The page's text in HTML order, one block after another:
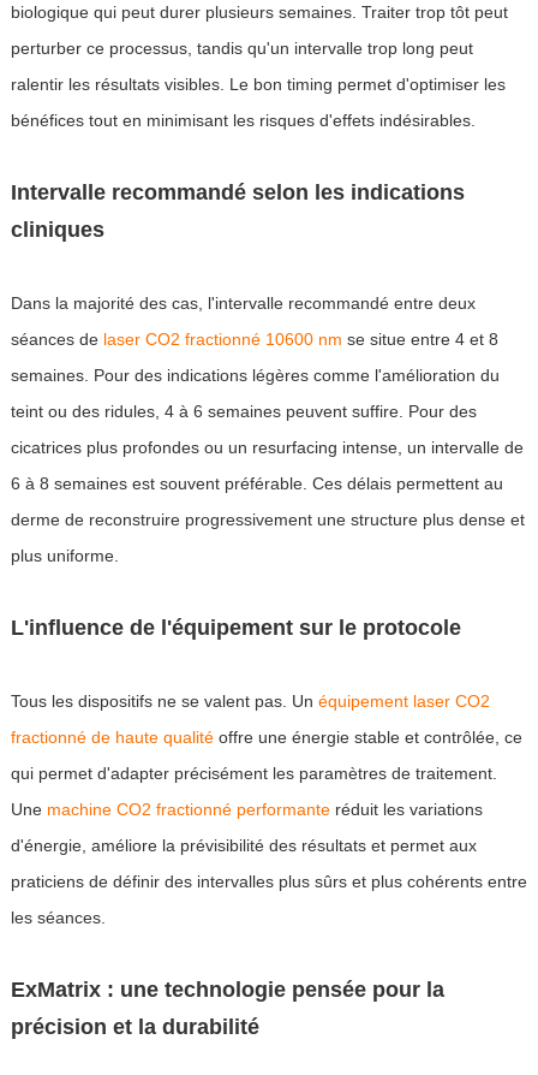
biologique qui peut durer plusieurs semaines. Traiter trop tôt peut
perturber ce processus, tandis qu'un intervalle trop long peut
ralentir les résultats visibles. Le bon timing permet d'optimiser les
bénéfices tout en minimisant les risques d'effets indésirables.
Intervalle recommandé selon les indications
cliniques
Dans la majorité des cas, l'intervalle recommandé entre deux
séances de laser CO2 fractionné 10600 nm se situe entre 4 et 8
semaines. Pour des indications légères comme l'amélioration du
teint ou des ridules, 4 à 6 semaines peuvent suffire. Pour des
cicatrices plus profondes ou un resurfacing intense, un intervalle de
6 à 8 semaines est souvent préférable. Ces délais permettent au
derme de reconstruire progressivement une structure plus dense et
plus uniforme.
L'influence de l'équipement sur le protocole
Tous les dispositifs ne se valent pas. Un équipement laser CO2
fractionné de haute qualitéoffre une énergie stable et contrôlée, ce
qui permet d'adapter précisément les paramètres de traitement.
Une machine CO2 fractionné performanteréduit les variations
d'énergie, améliore la prévisibilité des résultats et permet aux
praticiens de définir des intervalles plus sûrs et plus cohérents entre
les séances.
ExMatrix : une technologie pensée pour la
précision et la durabilité